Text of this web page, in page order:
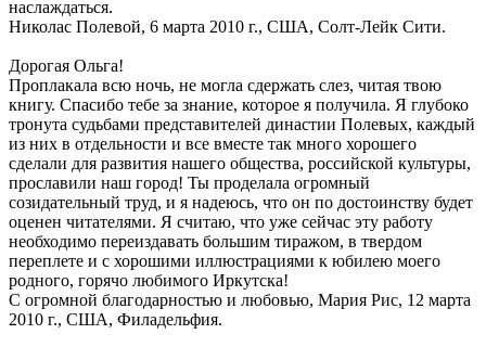
наслаждаться.
Николас Полевой, 6 марта 2010 г., США, Солт-Лейк Сити.
Дорогая Ольга!
Проплакала всю ночь, не могла сдержать слез, читая твою
книгу. Спасибо тебе за знание, которое я получила. Я глубоко
тронута судьбами представителей династии Полевых, каждый
из них в отдельности и все вместе так много хорошего
сделали для развития нашего общества, российской культуры,
прославили наш город! Ты проделала огромный
созидательный труд, и я надеюсь, что он по достоинству будет
оценен читателями. Я считаю, что уже сейчас эту работу
необходимо переиздавать большим тиражом, в твердом
переплете и с хорошими иллюстрациями к юбилею моего
родного, горячо любимого Иркутска!
С огромной благодарностью и любовью, Мария Рис, 12 марта
2010 г., США, Филадельфия.